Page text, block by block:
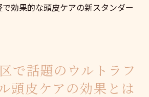
効果的な頭皮ケアの新スタンダー
で話題のウルトラフ
頭皮ケアの効果とは